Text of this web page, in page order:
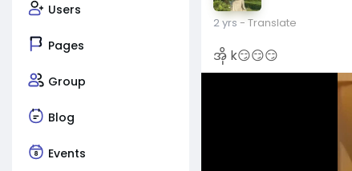
Users
Pages
Group
Blog
Events
2 yrs - Translate
အို k😏😏😏